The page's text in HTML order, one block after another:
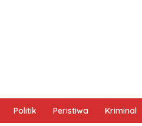
Politik Peristiwa Kriminal